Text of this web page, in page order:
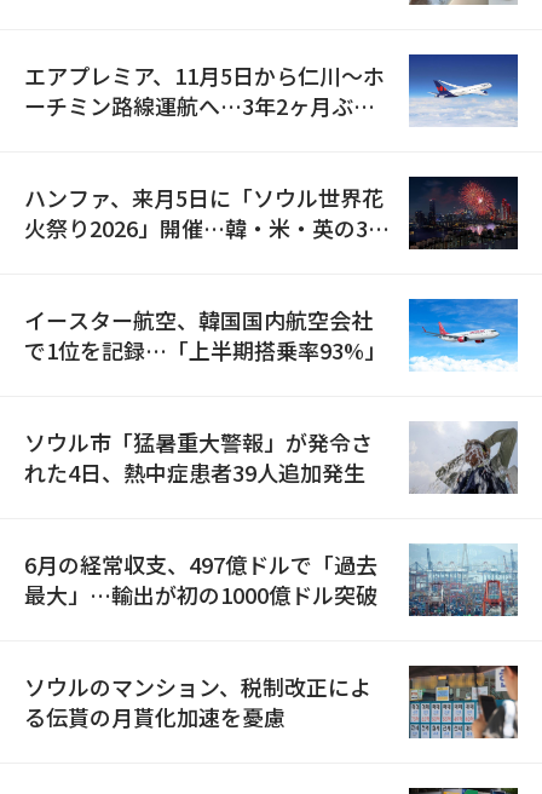
エアプレミア、11月5日から仁川〜ホ
ーチミン路線運航へ…3年2ヶ月ぶり
ハンファ、来月5日に「ソウル世界花
火祭り2026」開催…韓・米・英の3カ
イースター航空、韓国国内航空会社
で1位を記録…「上半期搭乗率93%」
ソウル市「猛暑重大警報」が発令さ
れた4日、熱中症患者39人追加発生
6月の経常収支、497億ドルで「過去
最大」…輸出が初の1000億ドル突破
ソウルのマンション、税制改正によ
る伝貰の月貰化加速を憂慮